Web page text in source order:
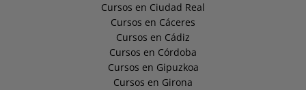
Cursos en Ciudad Real
Cursos en Cáceres
Cursos en Cádiz
Cursos en Córdoba
Cursos en Gipuzkoa
Cursos en Girona